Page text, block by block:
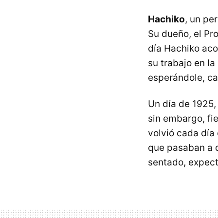
Hachiko, un
Su dueño, el
día Hachiko
su trabajo en
esperándole,
Un día de
sin embargo,
volvió cada día
que pasaban a
sentado,